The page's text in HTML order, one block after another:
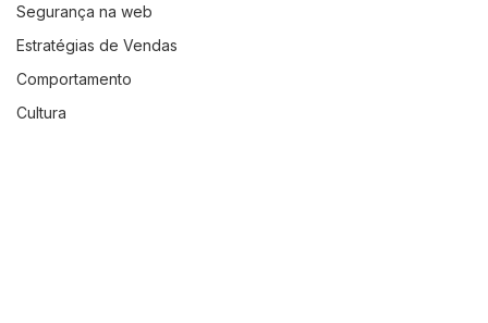
Segurança na web
Estratégias de Vendas
Comportamento
Cultura